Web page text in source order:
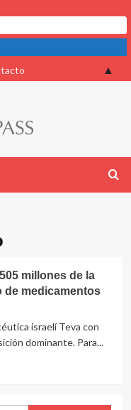
millones de la
de medicamentos
israelí Teva con
dominante. Para...
▲